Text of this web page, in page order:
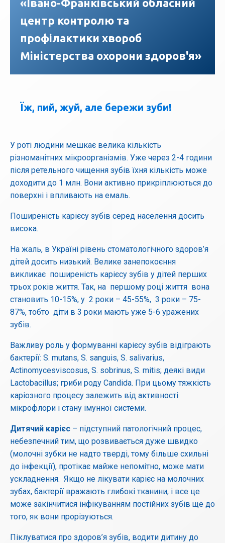
«Івано-Франківський обласний
центр контролю та
профілактики хвороб
Міністерства охорони здоров'я»
Їж, пий, жуй, але бережи зуби!
У роті людини мешкає велика кількість
різноманітних мікроорганізмів. Уже через 2-4 години
після ретельного чищення зубів їхня кількість може
доходити до 1 млн. Вони активно прикріплюються до
поверхні і впливають на емаль.
Поширеність карієсу зубів серед населення досить
висока.
На жаль, в Україні рівень стоматологічного здоров’я
дітей досить низький. Велике занепокоєння
викликає поширеність карієсу зубів у дітей перших
трьох років життя. Так, на першому році життя вона
становить 10-15%, у 2 роки – 45-55%, 3 роки – 75-
87%, тобто діти в 3 роки мають уже 5-6 уражених
зубів.
Важливу роль у формуванні карієсу зубів відіграють
бактерії: S. mutans, S. sanguis, S. salivarius,
Actinomycesviscosus, S. sobrinus, S. mitis; деякі види
Lactobacillus; гриби роду Candida. При цьому тяжкість
каріозного процесу залежить від активності
мікрофлори і стану імунної системи.
Дитячий карієс – підступний патологічний процес,
небезпечний тим, що розвивається дуже швидко
(молочні зубки не надто тверді, тому більше схильні
до інфекції), протікає майже непомітно, може мати
ускладнення. Якщо не лікувати карієс на молочних
зубах, бактерії вражають глибокі тканини, і все це
може закінчитися інфікуванням постійних зубів ще до
того, як вони прорізуються.
Піклуватися про здоров’я зубів, водити дитину до